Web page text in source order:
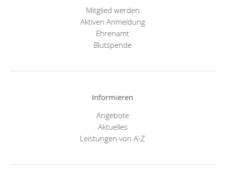
Mitglied werden
Aktiven Anmeldung
Ehrenamt
Blutspende
Informieren
Angebote
Aktuelles
Leistungen von A-Z